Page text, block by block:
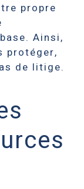
propre
Ainsi,
protéger,
de litige.